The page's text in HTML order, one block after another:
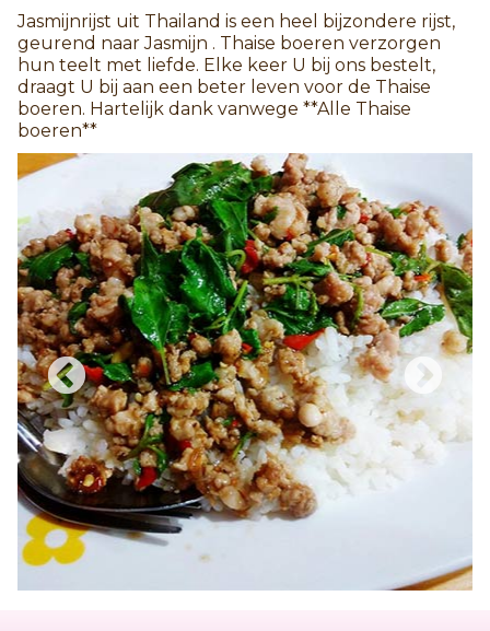
Jasmijnrijst uit Thailand is een heel bijzondere rijst,
geurend naar Jasmijn . Thaise boeren verzorgen
hun teelt met liefde. Elke keer U bij ons bestelt,
draagt U bij aan een beter leven voor de Thaise
boeren. Hartelijk dank vanwege **Alle Thaise
boeren**